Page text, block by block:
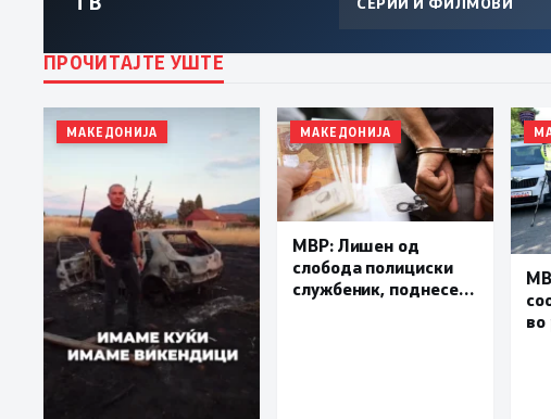
ПРОЧИТАЈТЕ УШТЕ
МАКЕДОНИЈА МАКЕДОНИЈА
МВР: Лишен од
слобода полициски
службеник, поднесена
во